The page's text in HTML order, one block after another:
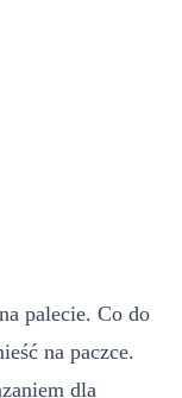
palecie. Co do
na paczce.
dla